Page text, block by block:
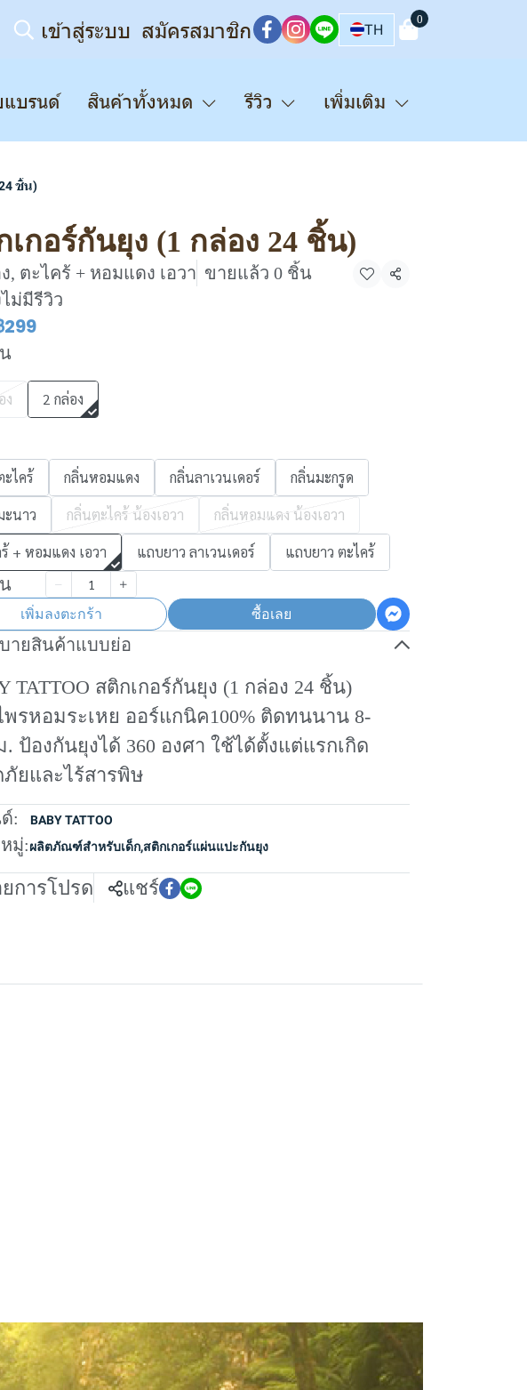
เข้าสู่ระบบ สมัครสมาชิก TH
0
แบรนด์ สินค้าทั้งหมด รีวิว เพิ่มเติม
ชิ้น)
เกอร์กันยุง (1 กล่อง 24 ชิ้น)
, ตะไคร้ + หอมแดง เอวา ขายแล้ว 0 ชิ้น
ม่มีรีวิว
แชร์
299
ง 2 กล่อง
ไคร้ กลิ่นหอมแดง กลิ่นลาเวนเดอร์
กลิ่นมะกรูด
นาว
กลิ่นตะไคร้ น้องเอวา
กลิ่นหอมแดง น้องเอวา
+ หอมแดง เอวา
แถบยาว ลาเวนเดอร์ แถบยาว ตะไคร้
เพิ่มลงตะกร้า ซื้อเลย
ายสินค้าแบบย่อ
TATTOO สติกเกอร์กันยุง (1 กล่อง 24 ชิ้น)
รหอมระเหย ออร์แกนิค100% ติดทนนาน 8-
. ป้องกันยุงได้ 360 องศา ใช้ได้ตั้งแต่แรกเกิด
ยและไร้สารพิษ
: BABY TATTOO
มู่:ผลิตภัณฑ์สำหรับเด็ก,สติกเกอร์แผ่นแปะกันยุง
ยการโปรด แชร์